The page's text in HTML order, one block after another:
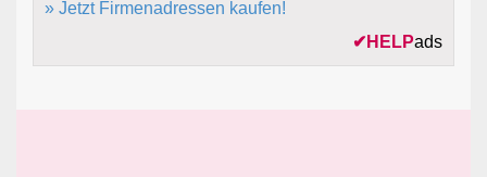
» Jetzt Firmenadressen kaufen!
✔ HELPads